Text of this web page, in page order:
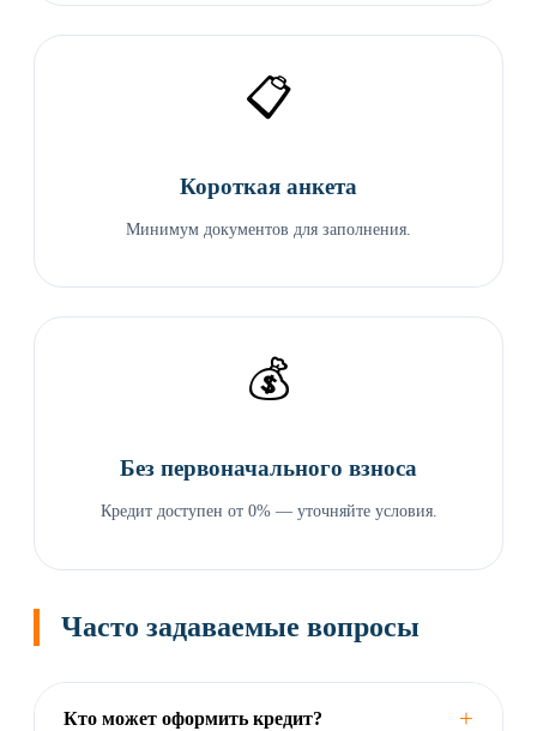
📋
Короткая анкета
Минимум документов для заполнения.
💰
Без первоначального взноса
Кредит доступен от 0% — уточняйте условия.
Часто задаваемые вопросы
Кто может оформить кредит? +